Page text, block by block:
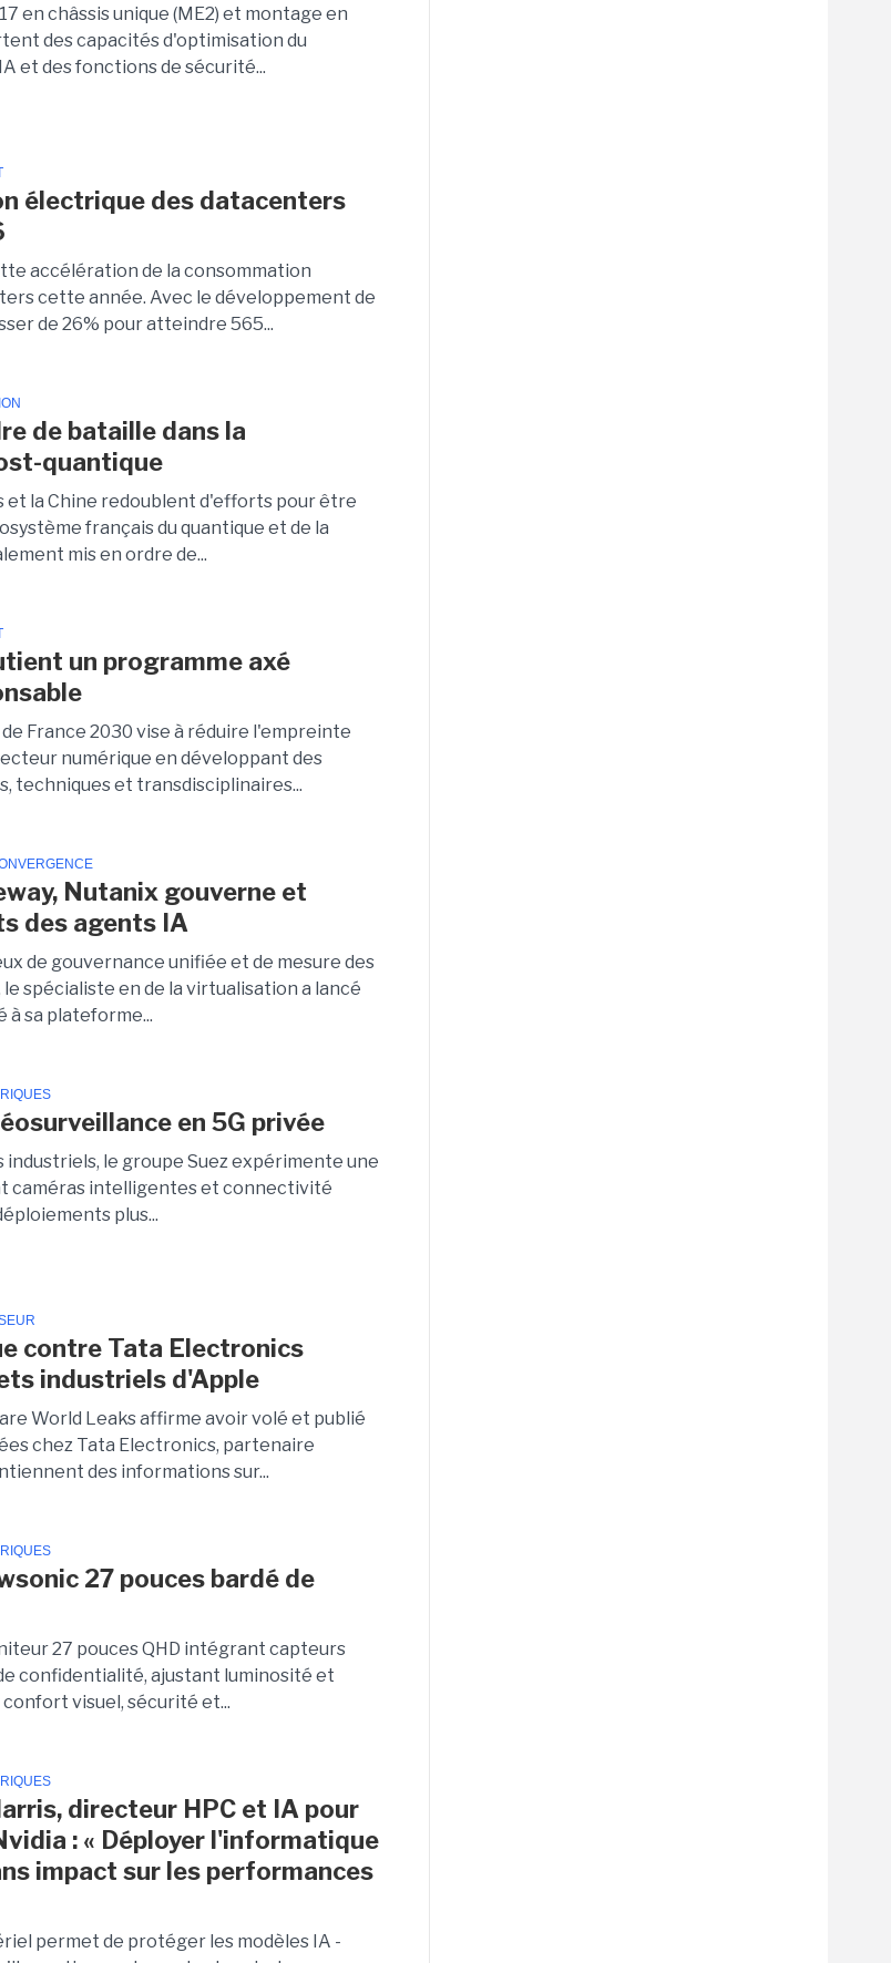
en châssis unique (ME2) et montage en
des capacités d'optimisation du
et des fonctions de sécurité...
électrique des datacenters
accélération de la consommation
cette année. Avec le développement de
de 26% pour atteindre 565...
de bataille dans la
quantique
et la Chine redoublent d'efforts pour être
français du quantique et de la
mis en ordre de...
un programme axé
France 2030 vise à réduire l'empreinte
numérique en développant des
techniques et transdisciplinaires...
Nutanix gouverne et
des agents IA
de gouvernance unifiée et de mesure des
spécialiste en de la virtualisation a lancé
à sa plateforme...
en 5G privée
industriels, le groupe Suez expérimente une
caméras intelligentes et connectivité
plus...
contre Tata Electronics
industriels d'Apple
World Leaks affirme avoir volé et publié
chez Tata Electronics, partenaire
des informations sur...
27 pouces bardé de
27 pouces QHD intégrant capteurs
confidentialité, ajustant luminosité et
visuel, sécurité et...
directeur HPC et IA pour
: « Déployer l'informatique
impact sur les performances
permet de protéger les modèles IA -